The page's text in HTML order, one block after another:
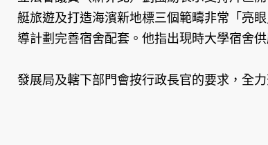
艇旅遊及打造海濱新地標三個範疇非常「亮
導計劃完善宿舍配套。他指出現時大學宿舍
發展局及轄下部門會按行政長官的要求，全